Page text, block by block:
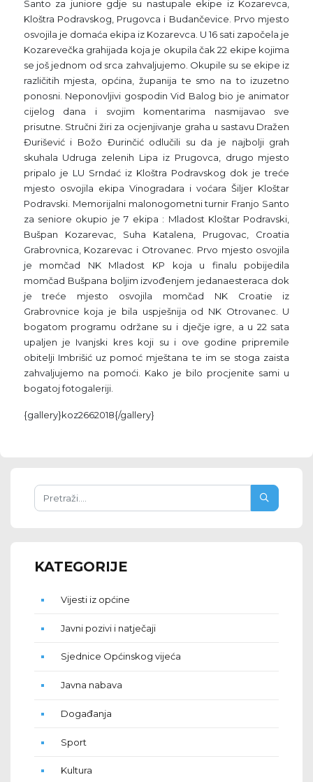
Santo za juniore gdje su nastupale ekipe iz Kozarevca,
Kloštra Podravskog, Prugovca i Budančevice. Prvo mjesto
osvojila je domaća ekipa iz Kozarevca. U 16 sati započela je
Kozarevečka grahijada koja je okupila čak 22 ekipe kojima
se još jednom od srca zahvaljujemo. Okupile su se ekipe iz
različitih mjesta, općina, županija te smo na to izuzetno
ponosni. Neponovljivi gospodin Vid Balog bio je animator
cijelog dana i svojim komentarima nasmijavao sve
prisutne. Stručni žiri za ocjenjivanje graha u sastavu Dražen
Đurišević i Božo Đurinčić odlučili su da je najbolji grah
skuhala Udruga zelenih Lipa iz Prugovca, drugo mjesto
pripalo je LU Srndać iz Kloštra Podravskog dok je treće
mjesto osvojila ekipa Vinogradara i voćara Šiljer Kloštar
Podravski. Memorijalni malonogometni turnir Franjo Santo
za seniore okupio je 7 ekipa : Mladost Kloštar Podravski,
Bušpan Kozarevac, Suha Katalena, Prugovac, Croatia
Grabrovnica, Kozarevac i Otrovanec. Prvo mjesto osvojila
je momčad NK Mladost KP koja u finalu pobijedila
momčad Bušpana boljim izvođenjem jedanaesteraca dok
je treće mjesto osvojila momčad NK Croatie iz
Grabrovnice koja je bila uspješnija od NK Otrovanec. U
bogatom programu održane su i dječje igre, a u 22 sata
upaljen je Ivanjski kres koji su i ove godine pripremile
obitelji Imbrišić uz pomoć mještana te im se stoga zaista
zahvaljujemo na pomoći. Kako je bilo procjenite sami u
bogatoj fotogaleriji.
{gallery}koz2662018{/gallery}
KATEGORIJE
Vijesti iz općine
Javni pozivi i natječaji
Sjednice Općinskog vijeća
Javna nabava
Događanja
Sport
Kultura